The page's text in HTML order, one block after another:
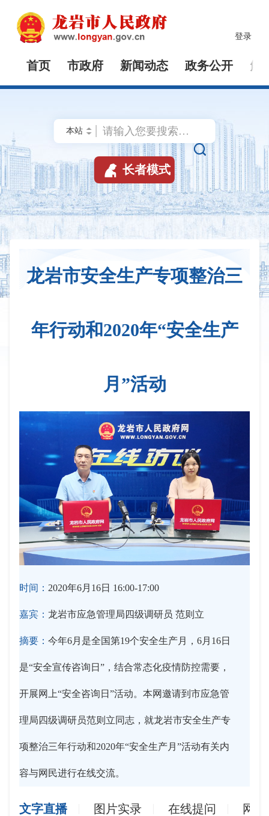
登录
首页 市政府 新闻动态 政务公开 解

 长者模式
龙岩市安全生产专项整治三
年行动和2020年“安全生产
月”活动
时间： 2020年6月16日 16:00-17:00
嘉宾： 龙岩市应急管理局四级调研员 范则立
摘要： 今年6月是全国第19个安全生产月，6月16日
是“安全宣传咨询日”，结合常态化疫情防控需要，
开展网上“安全咨询日”活动。本网邀请到市应急管
理局四级调研员范则立同志，就龙岩市安全生产专
项整治三年行动和2020年“安全生产月”活动有关内
容与网民进行在线交流。
文字直播 图片实录 在线提问 网